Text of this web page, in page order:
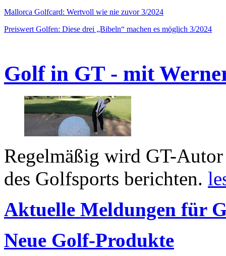
Mallorca Golfcard: Wertvoll wie nie zuvor 3/2024
Preiswert Golfen: Diese drei „Bibeln“ machen es möglich 3/2024
Golf in GT - mit
Regelmäßig wird GT-
des Golfsports berichten.
Aktuelle Meldungen für
Neue Golf-Produkte